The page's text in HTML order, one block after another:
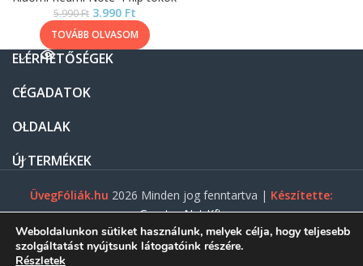
5.990Ft 3.990 Ft
TOVÁBB OLVASOM
ELÉRHETŐSÉGEK
CÉGADATOK
OLDALAK
ÚJ TERMÉKEK
ÜvegFóliák.hu 2026 Minden jog fenntartva | Készítette:
Gasztro Net Kft.
Weboldalunkon sütiket használunk, melyek célja, hogy teljesebb
szolgáltatást nyújtsunk látogatóink részére.
Részletek